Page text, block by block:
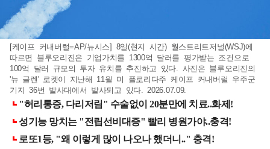
[케이프 커내버럴=AP/뉴시스] 8일(현지 시간) 월스트리트저널(WSJ)에
따르면 블루오리진은 기업가치를 1300억 달러를 평가받는 조건으로
100억 달러 규모의 투자 유치를 추진하고 있다. 사진은 블루오리진의
'뉴 글렌' 로켓이 지난해 11월 미 플로리다주 케이프 커내버럴 우주군
기지 36번 발사대에서 발사되고 있다. 2026.07.09.